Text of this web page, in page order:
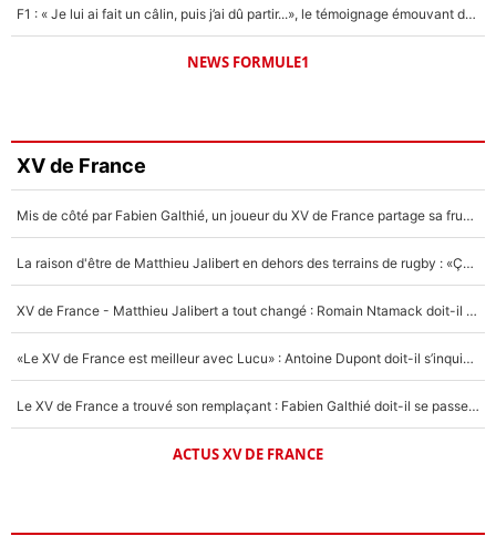
F1 : « Je lui ai fait un câlin, puis j’ai dû partir...», le témoignage émouvant de Max Verstappen sur sa fille
NEWS FORMULE1
XV de France
Mis de côté par Fabien Galthié, un joueur du XV de France partage sa frustration : «ils ne me l’ont pas dit tout de suite»
La raison d'être de Matthieu Jalibert en dehors des terrains de rugby : «Ça m'atteint autant que si tu touches à un membre de ma famille»
XV de France - Matthieu Jalibert a tout changé : Romain Ntamack doit-il s’inquiéter pour sa place à un an de la Coupe du monde ?
«Le XV de France est meilleur avec Lucu» : Antoine Dupont doit-il s’inquiéter pour sa place ?
Le XV de France a trouvé son remplaçant : Fabien Galthié doit-il se passer d'Antoine Dupont ?
ACTUS XV DE FRANCE